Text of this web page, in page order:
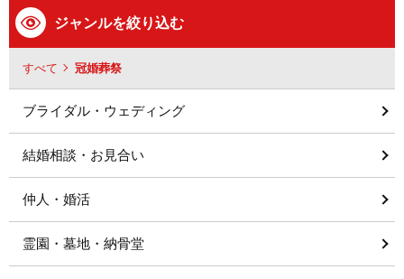
ジャンルを絞り込む
すべて 冠婚葬祭
ブライダル・ウェディング
結婚相談・お見合い
仲人・婚活
霊園・墓地・納骨堂